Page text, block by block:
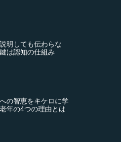
明しても伝わらな
は認知の仕組み
の智恵をキケロに学
年の4つの理由とは